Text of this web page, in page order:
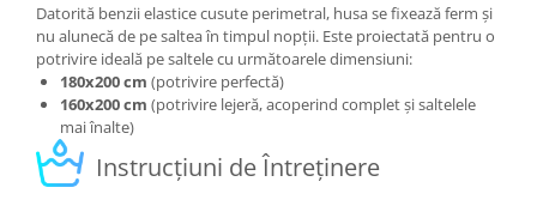
Datorită benzii elastice cusute perimetral, husa se fixează ferm și
nu alunecă de pe saltea în timpul nopții. Este proiectată pentru o
potrivire ideală pe saltele cu următoarele dimensiuni:
180x200 cm (potrivire perfectă)
160x200 cm (potrivire lejeră, acoperind complet și saltelele
mai înalte)
Instrucțiuni de Întreținere